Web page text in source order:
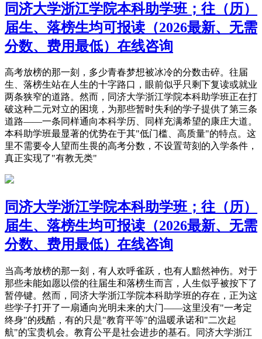
同济大学浙江学院本科助学班；往（历）
届生、落榜生均可报读（2026最新、无需
分数、费用最低）在线咨询
高考放榜的那一刻，多少青春梦想被冰冷的分数击碎。往届
生、落榜生站在人生的十字路口，眼前似乎只剩下复读或就业
两条狭窄的道路。然而，同济大学浙江学院本科助学班正在打
破这种二元对立的困境，为那些暂时失利的学子提供了第三条
道路——一条同样通向本科学历、同样充满希望的康庄大道。
本科助学班最显著的优势在于其"低门槛、高质量"的特点。这
里不需要令人望而生畏的高考分数，不设置苛刻的入学条件，
真正实现了"有教无类"
同济大学浙江学院本科助学班；往（历）
届生、落榜生均可报读（2026最新、无需
分数、费用最低）在线咨询
当高考放榜的那一刻，有人欢呼雀跃，也有人黯然神伤。对于
那些未能如愿以偿的往届生和落榜生而言，人生似乎被按下了
暂停键。然而，同济大学浙江学院本科助学班的存在，正为这
些学子打开了一扇通向光明未来的大门——这里没有"一考定
终身"的残酷，有的只是"教育平等"的温暖承诺和"二次起
航"的宝贵机会。教育公平是社会进步的基石。同济大学浙江